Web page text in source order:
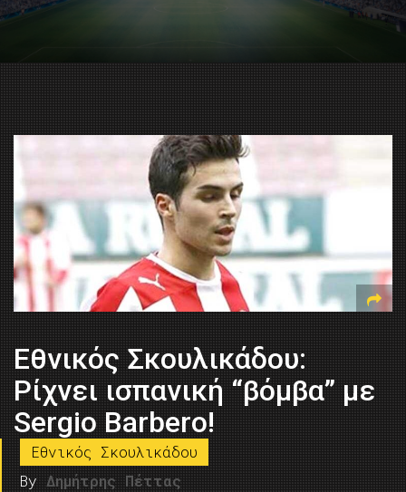
Εθνικός Σκουλικάδου:
Ρίχνει ισπανική “βόμβα” με
Sergio Barbero!
Εθνικός Σκουλικάδου
By Δημήτρης Πέττας